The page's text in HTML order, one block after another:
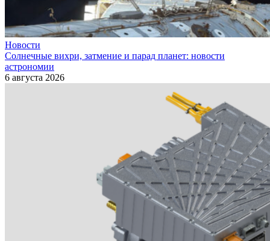
Новости
Солнечные вихри, затмение и парад планет: новости
астрономии
6 августа 2026